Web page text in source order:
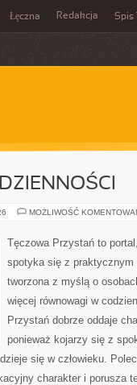
Łęczna Redakcja Spis
MOŻLIWOŚĆ
Tęczowa Przystań to
spotyka się z praktycznym
tworzona z myślą o
więcej równowagi w
Przystań dobrze oddaje
ponieważ kojarzy się z
się w człowieku.
charakter i porusza